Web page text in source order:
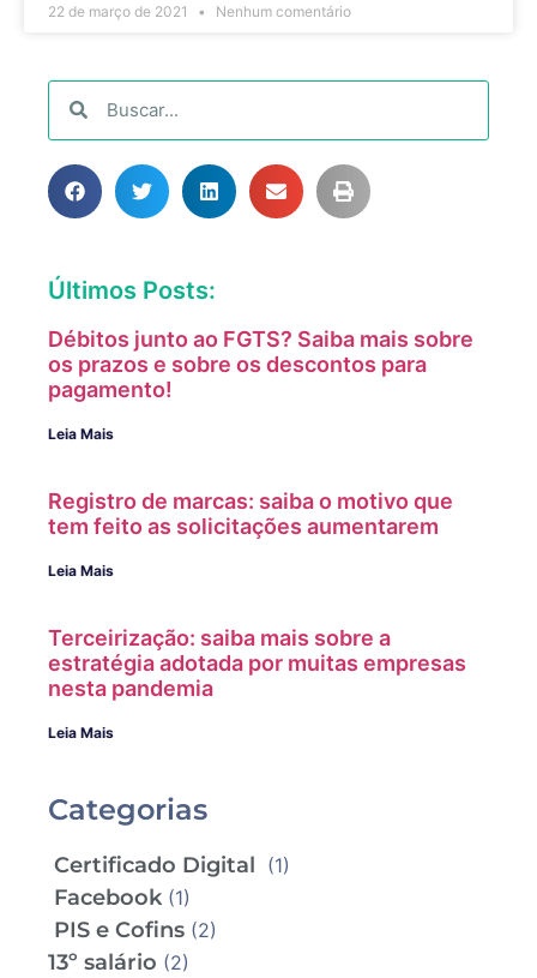
22 de março de 2021 Nenhum comentário
Últimos Posts:
Débitos junto ao FGTS? Saiba mais sobre
os prazos e sobre os descontos para
pagamento!
Leia Mais
Registro de marcas: saiba o motivo que
tem feito as solicitações aumentarem
Leia Mais
Terceirização: saiba mais sobre a
estratégia adotada por muitas empresas
nesta pandemia
Leia Mais
Categorias
Certificado Digital (1)
Facebook(1)
PIS e Cofins (2)
13º salário (2)